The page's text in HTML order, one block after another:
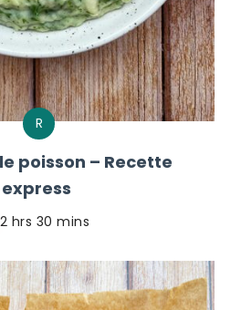
R
poisson – Recette
express
2 hrs 30 mins